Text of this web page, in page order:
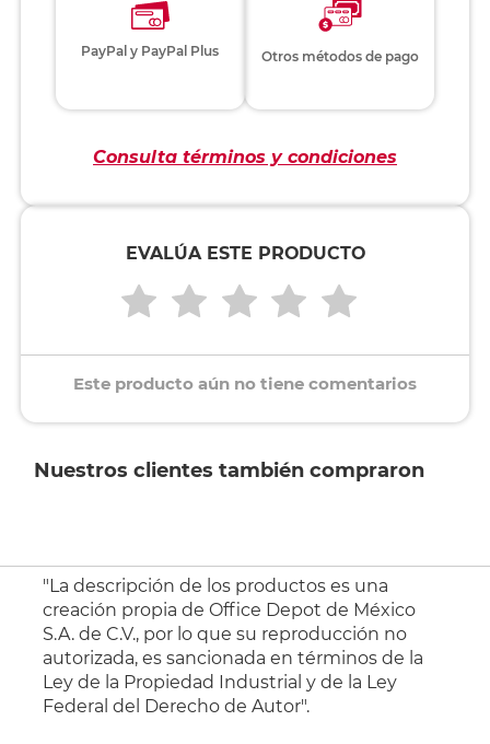
PayPal y PayPal Plus Otros métodos de pago
Consulta términos y condiciones
EVALÚA ESTE PRODUCTO
Este producto aún no tiene comentarios
Nuestros clientes también compraron
"La descripción de los productos es una
creación propia de Office Depot de México
S.A. de C.V., por lo que su reproducción no
autorizada, es sancionada en términos de la
Ley de la Propiedad Industrial y de la Ley
Federal del Derecho de Autor".